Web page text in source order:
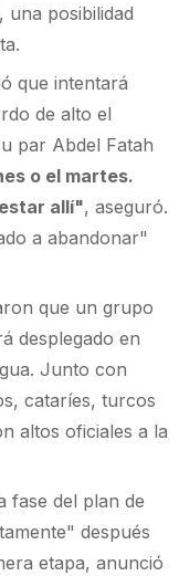
una posibilidad
que intentará
de alto el
par Abdel Fatah
o el martes.
allí", aseguró.
a abandonar"
que un grupo
desplegado en
Junto con
cataríes, turcos
altos oficiales a la
fase del plan de
después
etapa, anunció